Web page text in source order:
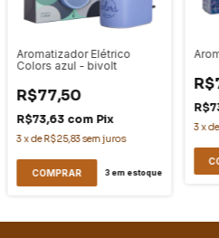
Aromatizador Elétrico
Colors azul - bivolt
R$77,50
R$73,63 com Pix
3xdeR$25,83sem juros
3em estoque
3x